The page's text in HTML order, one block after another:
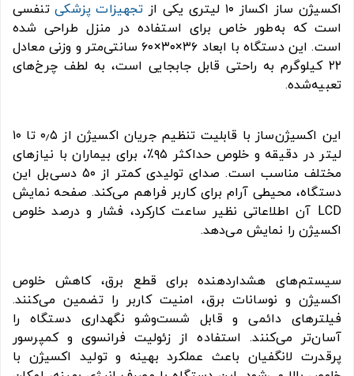
اکسیژن‌ ساز اکساز ۱۰ لیتری یکی از تجهیزات پزشکیتنفسی
است که به‌طور خاص برای استفاده در منزل طراحی شده
است. این دستگاه با ابعاد ۳۶×۳۰×۶۰ سانتی‌متر و وزنی معادل
۲۲ کیلوگرم به راحتی قابل جابجایی است، به لطف چرخ‌های
تعبیه‌شده.
این اکسیژن‌ساز با قابلیت تنظیم جریان اکسیژن از ۰٫۵ تا ۱۰
لیتر در دقیقه و خلوص حداکثر ۹۵٪، برای بیماران با نیازهای
مختلف مناسب است. صدای تولیدی کمتر از ۵۰ دسی‌بل این
دستگاه، محیطی آرام برای کاربر فراهم می‌کند. صفحه نمایش
LCD آن اطلاعاتی نظیر ساعت کارکرد، فشار و درصد خلوص
اکسیژن را نمایش می‌دهد.
سیستم‌های هشداردهنده برای قطع برق، کاهش خلوص
اکسیژن و نوسانات برق، امنیت کاربر را تضمین می‌کنند.
فیلترهای دائمی و قابل شست‌وشو نگهداری دستگاه را
آسان‌تر می‌کنند. استفاده از زئولیت فرانسوی و کمپرسور
پرقدرت لانگفیان باعث عملکرد بهینه و تولید اکسیژن با